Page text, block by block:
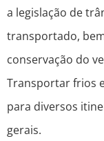
a legislação de
transportado,
conservação do
Transportar frios
para diversos
gerais.